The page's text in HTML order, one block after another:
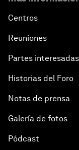
Centros
Reuniones
Partes interesadas
Historias del Foro
Notas de prensa
Galería de fotos
Pódcast